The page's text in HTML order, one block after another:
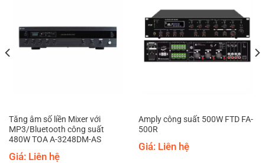
Tăng âm số liền Mixer với
MP3/Bluetooth công suất
480W TOA A-3248DM-AS
Giá: Liên hệ
Amply công suất 500W FTD FA-
500R
Giá: Liên hệ